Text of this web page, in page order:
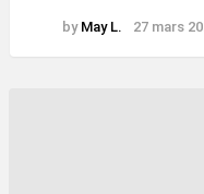
by May L. 27 mars